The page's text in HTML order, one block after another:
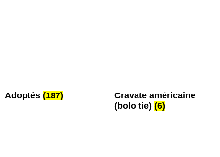
Adoptés (187)
Cravate américaine
(bolo tie) (6)